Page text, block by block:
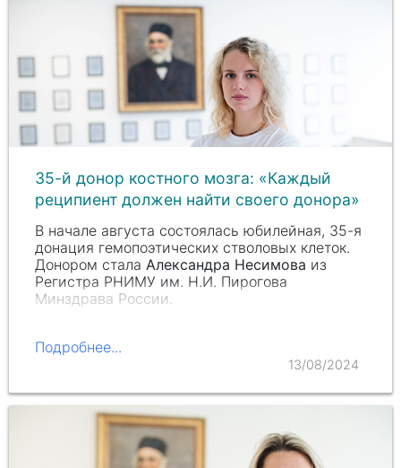
35-й донор костного мозга: «Каждый
реципиент должен найти своего донора»
В начале августа состоялась юбилейная, 35-я
донация гемопоэтических стволовых клеток.
Донором стала Александра Несимова из
Регистра РНИМУ им. Н.И. Пирогова
Минздрава России.
Подробнее...
13/08/2024